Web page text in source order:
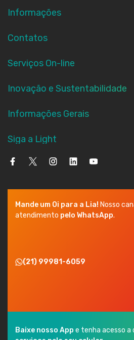
Informações
Contatos
Serviços On-line
Inovação e Sustentabilidade
Informações Gerais
Siga a Light
Mande um Oi para a Lia! Nosso
atendimento pelo WhatsApp.
(21) 99981-6059
Baixe nosso App e tenha acesso a